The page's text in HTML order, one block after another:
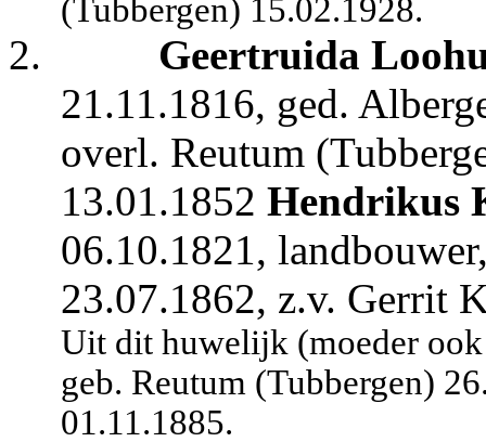
(Tubbergen) 15.02.1928.
2.
Geertruida
21.11.1816, ged.
overl. Reutum
13.01.1852 Hendrikus
06.10.1821,
23.07.1862, z.v. Gerrit
Uit dit huwelijk (moeder
geb. Reutum (Tubbergen)
01.11.1885.